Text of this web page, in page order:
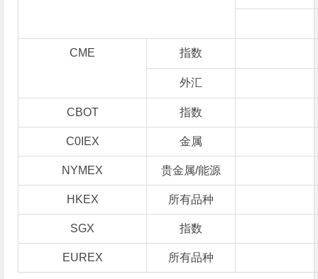
CME 指数
外汇
CBOT 指数
C0IEX 金属
NYMEX 贵金属/能源
HKEX 所有品种
SGX 指数
EUREX 所有品种